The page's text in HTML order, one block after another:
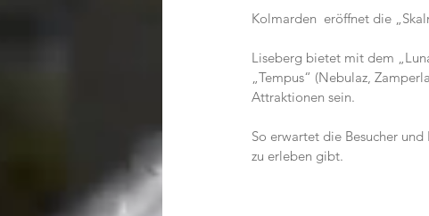
Kolmarden  eröffnet die
Liseberg bietet mit
„Tempus“ (Nebulaz,
Attraktionen sein.
So erwartet die Besucher
zu erleben gibt.